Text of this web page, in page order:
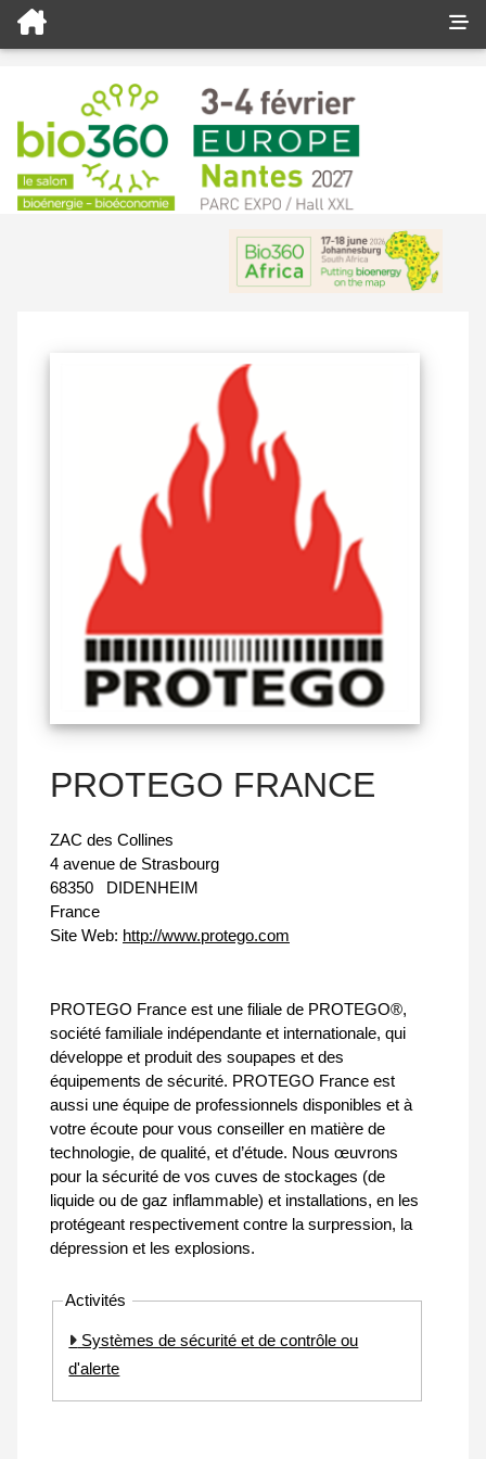
PROTEGO FRANCE
ZAC des Collines
4 avenue de Strasbourg
68350
DIDENHEIM
France
Site Web: http://www.protego.com
PROTEGO France est une filiale de PROTEGO®,
société familiale indépendante et internationale, qui
développe et produit des soupapes et des
équipements de sécurité. PROTEGO France est
aussi une équipe de professionnels disponibles et à
votre écoute pour vous conseiller en matière de
technologie, de qualité, et d’étude. Nous œuvrons
pour la sécurité de vos cuves de stockages (de
liquide ou de gaz inflammable) et installations, en les
protégeant respectivement contre la surpression, la
dépression et les explosions.
Activités
Systèmes de sécurité et de contrôle ou
d'alerte